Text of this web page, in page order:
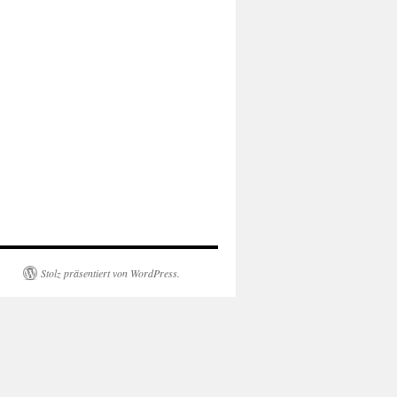
Stolz präsentiert von WordPress.